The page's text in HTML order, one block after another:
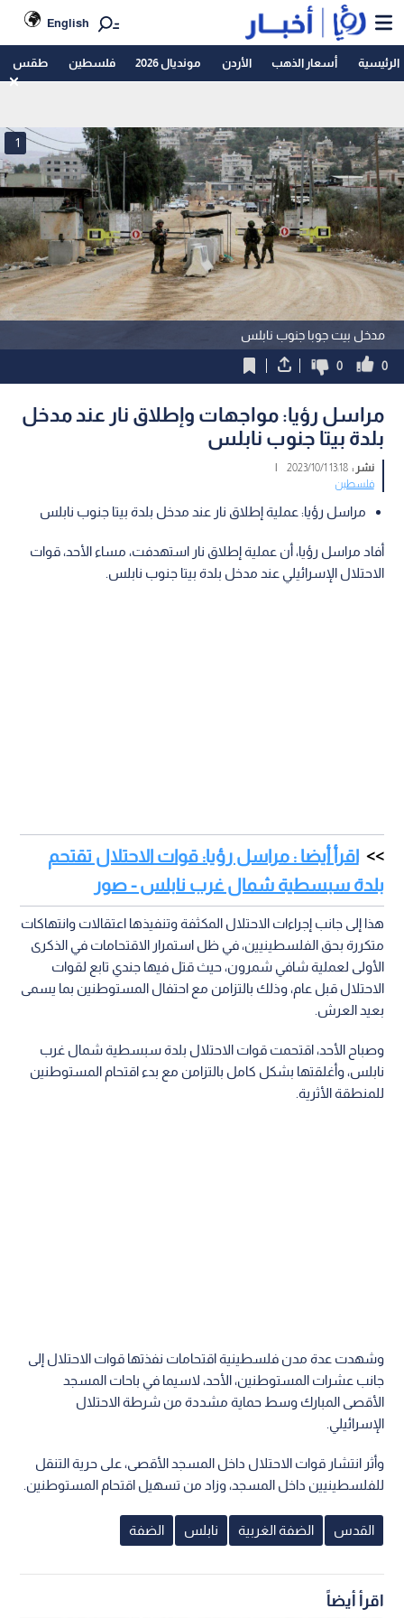
English
الرئيسية أسعار الذهب الأردن مونديال 2026 فلسطين طقس
مدخل بيت جوبا جنوب نابلس
1
0
0
مراسل رؤيا: مواجهات وإطلاق نار عند مدخل
بلدة بيتا جنوب نابلس
نشر :13:18 2023/10/1
|
فلسطين
مراسل رؤيا: عملية إطلاق نار عند مدخل بلدة بيتا جنوب نابلس
أفاد مراسل رؤيا، أن عملية إطلاق نار استهدفت، مساء الأحد، قوات
الاحتلال الإسرائيلي عند مدخل بلدة بيتا جنوب نابلس.
اقرأ أيضا : مراسل رؤيا: قوات الاحتلال تقتحم
بلدة سبسطية شمال غرب نابلس - صور
هذا إلى جانب إجراءات الاحتلال المكثفة وتنفيذها اعتقالات وانتهاكات
متكررة بحق الفلسطينيين، في ظل استمرار الاقتحامات في الذكرى
الأولى لعملية شافي شمرون، حيث قتل فيها جندي تابع لقوات
الاحتلال قبل عام، وذلك بالتزامن مع احتفال المستوطنين بما يسمى
بعيد العرش.
وصباح الأحد، اقتحمت قوات الاحتلال بلدة سبسطية شمال غرب
نابلس، وأغلقتها بشكل كامل بالتزامن مع بدء اقتحام المستوطنين
للمنطقة الأثرية.
وشهدت عدة مدن فلسطينية اقتحامات نفذتها قوات الاحتلال إلى
جانب عشرات المستوطنين، الأحد، لاسيما في باحات المسجد
الأقصى المبارك وسط حماية مشددة من شرطة الاحتلال
الإسرائيلي.
وأثر انتشار قوات الاحتلال داخل المسجد الأقصى، على حرية التنقل
للفلسطينيين داخل المسجد، وزاد من تسهيل اقتحام المستوطنين.
القدس الضفة الغربية نابلس الضفة
اقرأ أيضاً